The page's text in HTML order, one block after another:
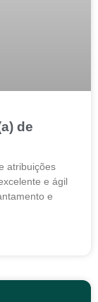
de
atribuições
e ágil
e